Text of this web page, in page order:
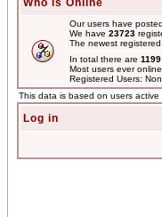
Who is Online
Our users have
We have 23723
The newest
In total there are 1199
Most users ever
Registered Users:
This data is based on users
Log in